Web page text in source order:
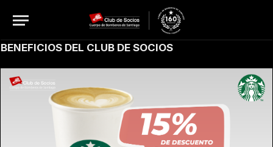
BENEFICIOS DEL CLUB DE SOCIOS